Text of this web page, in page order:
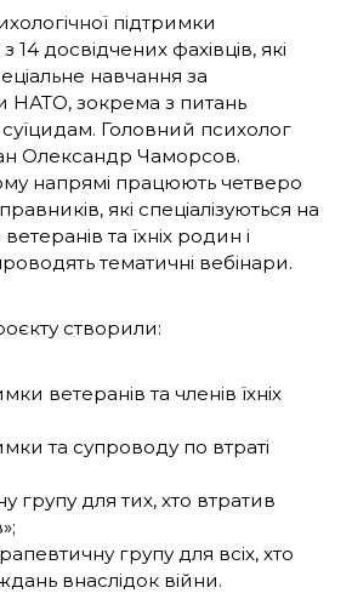
підтримки
14 досвідчених фахівців, які
навчання за
НАТО, зокрема з питань
суїцидам. Головний психолог
Олександр Чаморсов.
напрямі працюють четверо
які спеціалізуються на
та їхніх родин і
тематичні вебінари.
створили:
ветеранів та членів їхніх
та супроводу по втраті
групу для тих, хто втратив
групу для всіх, хто
внаслідок війни.